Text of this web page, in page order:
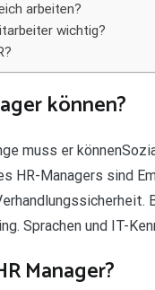
arbeiten?
wichtig?
können?
muss er
HR-Managers sind
Sprachen und IT-
Manager?